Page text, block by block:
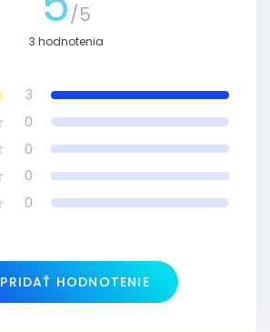
/5
3 hodnotenia
3
0
0
0
0
PRIDAŤ HODNOTENIE